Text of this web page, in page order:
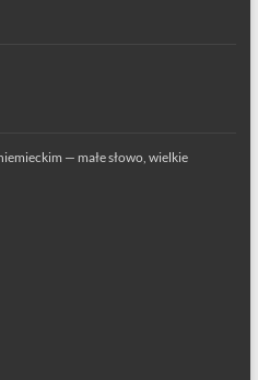
— małe słowo, wielkie